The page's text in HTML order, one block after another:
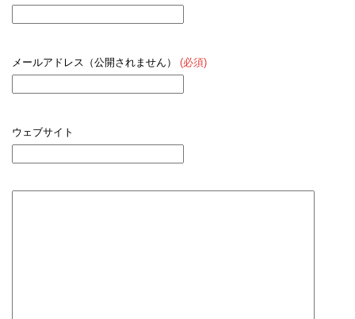
メールアドレス（公開されません） (必須)
ウェブサイト